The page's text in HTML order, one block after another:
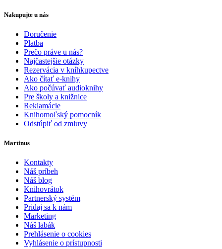
Nakupujte u nás
Doručenie
Platba
Prečo práve u nás?
Najčastejšie otázky
Rezervácia v kníhkupectve
Ako čítať e-knihy
Ako počúvať audioknihy
Pre školy a knižnice
Reklamácie
Knihomoľský pomocník
Odstúpiť od zmluvy
Martinus
Kontakty
Náš príbeh
Náš blog
Knihovrátok
Partnerský systém
Pridaj sa k nám
Marketing
Náš labák
Prehlásenie o cookies
Vyhlásenie o prístupnosti